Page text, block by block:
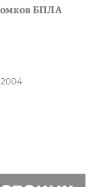
БПЛА
2004